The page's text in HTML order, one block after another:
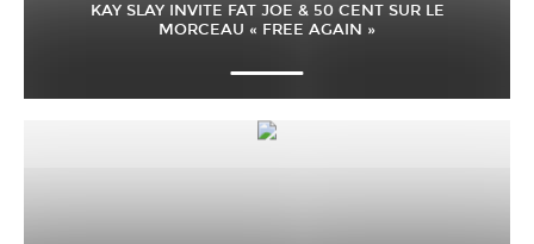
KAY SLAY INVITE FAT JOE & 50 CENT SUR LE
MORCEAU « FREE AGAIN »